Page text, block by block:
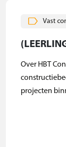
Vast
Over HBT
projecten